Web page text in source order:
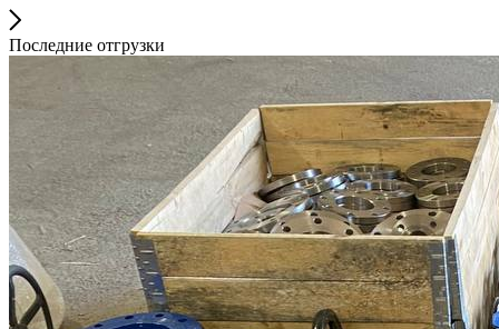
Последние отгрузки